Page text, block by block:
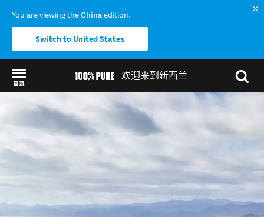
You are viewing theChinaedition.
Switch to United States
欢迎来到新西兰
目录
Back to my results